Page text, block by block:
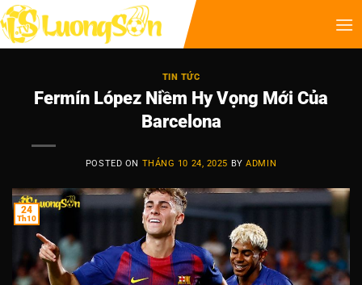
TIN TỨC
Fermín López Niềm Hy Vọng Mới Của
Barcelona
POSTED ON THÁNG 10 24, 2025 BYADMIN
24
Th10